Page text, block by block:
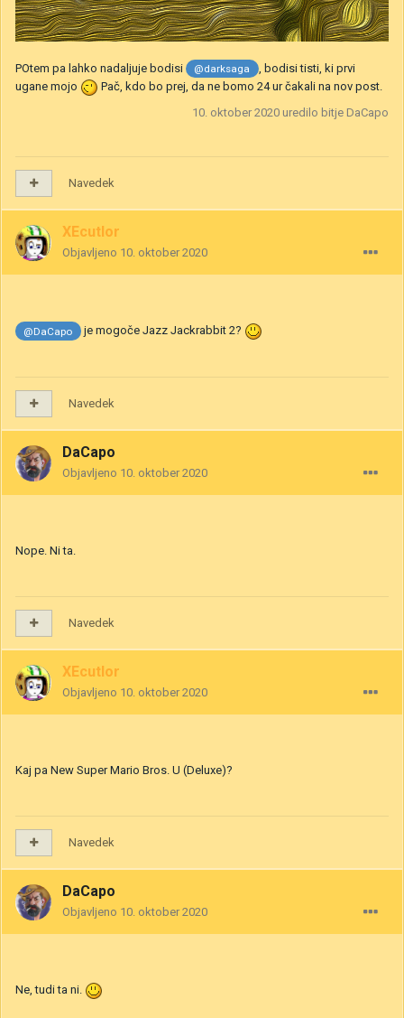
POtem pa lahko nadaljuje bodisi @darksaga
, bodisi tisti, ki prvi
ugane mojo
Pač, kdo bo prej, da ne bomo 24 ur čakali na nov post.
10. oktober 2020 uredilo bitje DaCapo
Navedek
XEcutIor
Objavljeno 10. oktober 2020
@DaCapo je mogoče Jazz Jackrabbit 2?
Navedek
DaCapo
Objavljeno 10. oktober 2020
Nope. Ni ta.
Navedek
XEcutIor
Objavljeno 10. oktober 2020
Kaj pa New Super Mario Bros. U (Deluxe)?
Navedek
DaCapo
Objavljeno 10. oktober 2020
Ne, tudi ta ni.